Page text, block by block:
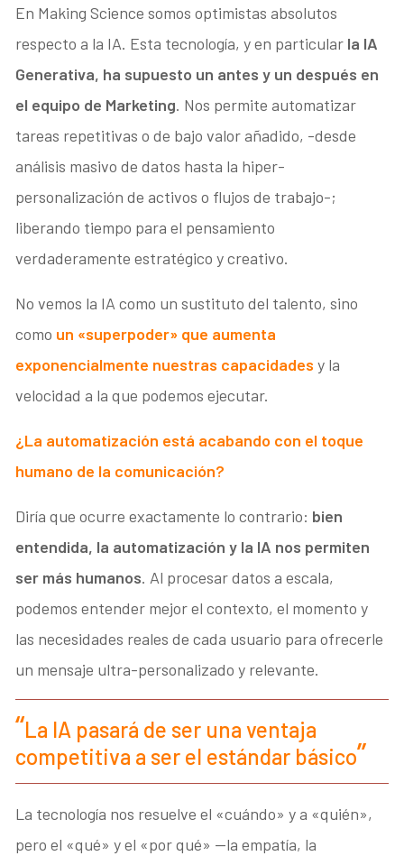
En Making Science somos optimistas absolutos
respecto a la IA. Esta tecnología, y en particular la IA
Generativa, ha supuesto un antes y un después en
el equipo de Marketing. Nos permite automatizar
tareas repetitivas o de bajo valor añadido, -desde
análisis masivo de datos hasta la hiper-
personalización de activos o flujos de trabajo-;
liberando tiempo para el pensamiento
verdaderamente estratégico y creativo.
No vemos la IA como un sustituto del talento, sino
como un «superpoder» que aumenta
exponencialmente nuestras capacidades y la
velocidad a la que podemos ejecutar.
¿La automatización está acabando con el toque
humano de la comunicación?
Diría que ocurre exactamente lo contrario: bien
entendida, la automatización y la IA nos permiten
ser más humanos. Al procesar datos a escala,
podemos entender mejor el contexto, el momento y
las necesidades reales de cada usuario para ofrecerle
un mensaje ultra-personalizado y relevante.
La IA pasará de ser una ventaja
competitiva a ser el estándar básico
La tecnología nos resuelve el «cuándo» y a «quién»,
pero el «qué» y el «por qué» —la empatía, la